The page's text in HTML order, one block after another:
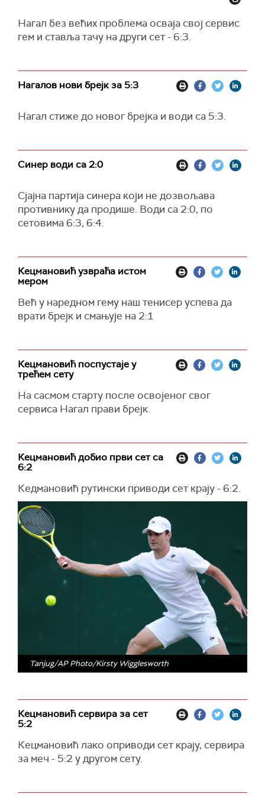
Нагал без већих проблема осваја свој сервис
гем и ставља тачу на други сет - 6:3.
Нагалов нови брејк за 5:3
Нагал стиже до новог брејка и води са 5:3.
Синер води са 2:0
Сјајна партија синера који не дозвољава
противнику да продише. Води са 2:0, по
сетовима 6:3, 6:4.
Кецмановић узвраћа истом
мером
Већ у наредном гему наш тенисер успева да
врати брејк и смањује на 2:1
Кецмановић поспустаје у
трећем сету
На сасмом старту после освојеног свог
сервиса Нагал прави брејк.
Кецмановић добио први сет са
6:2
Кедмановић рутински приводи сет крају - 6:2.
Tanjug/AP Photo/Kirsty Wigglesworth
Кецмановић сервира за сет
5:2
Кецмановић лако оприводи сет крају, сервира
за меч - 5:2 у другом сету.